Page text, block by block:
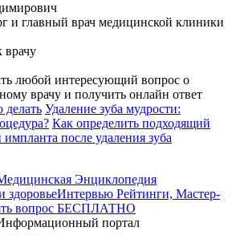
и главный врач медицинской клиники
врачу
любой интересующий вопрос о
врачу и получить онлайн ответ
делать Удаление зуба мудрости:
Как определить подходящий
после удаления зуба
Энциклопедия
здоровьеИнтервью Рейтинги, Мастер-
вопрос БЕСПЛАТНО
портал